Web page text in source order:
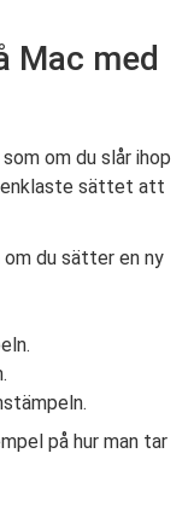
Mac med
om du slår ihop
enklaste sättet att
du sätter en ny
på hur man tar